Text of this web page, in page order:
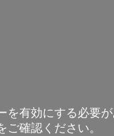
を有効にする必要
ご確認ください。